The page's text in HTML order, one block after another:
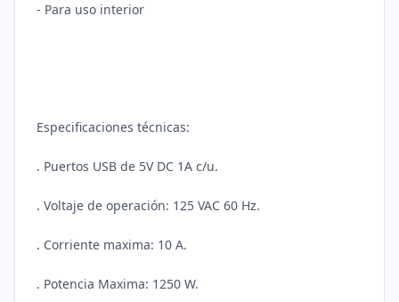
- Para uso interior
Especificaciones técnicas:
. Puertos USB de 5V DC 1A c/u.
. Voltaje de operación: 125 VAC 60 Hz.
. Corriente maxima: 10 A.
. Potencia Maxima: 1250 W.